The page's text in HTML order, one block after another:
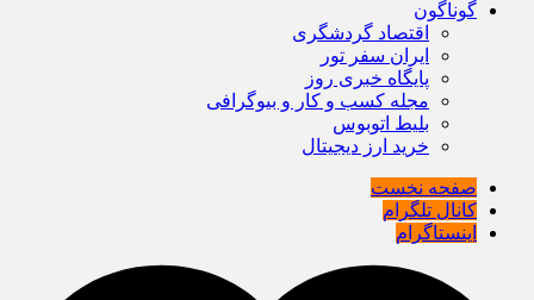
گوناگون
اقتصاد گردشگری
ایران سفر تور
پایگاه خبری روز
مجله کسب و کار و بیوگرافی
بلیط اتوبوس
خرید ارز دیجیتال
صفحه نخست
کانال تلگرام
اینستاگرام